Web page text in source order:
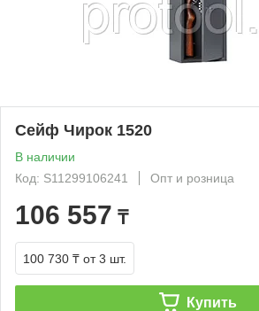
Сейф Чирок 1520
В наличии
Код: S11299106241
Опт и розница
106 557 ₸
100 730 ₸ от 3 шт.
Купить